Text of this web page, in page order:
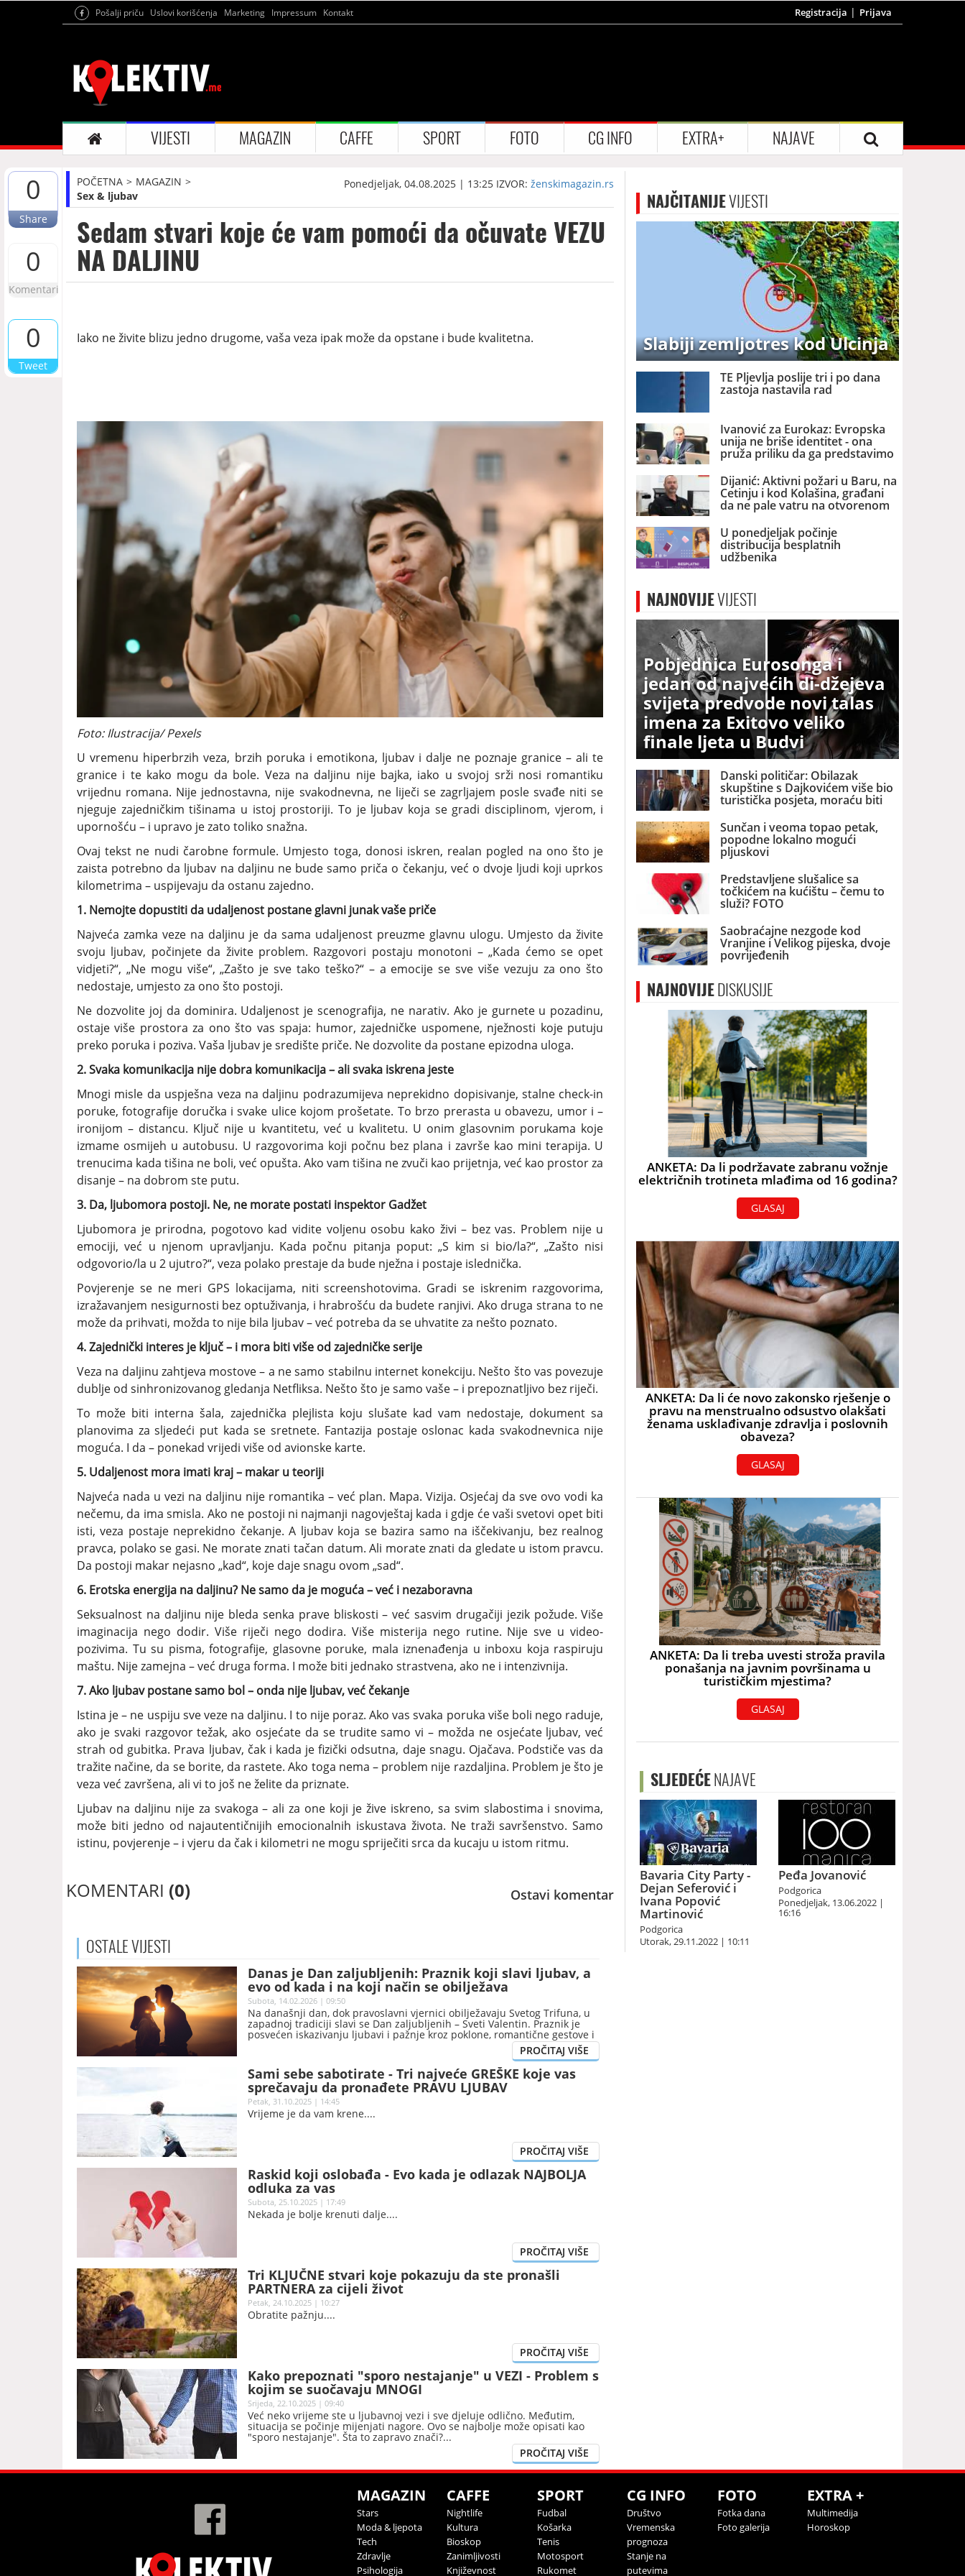
Pošalji priču Uslovi korišćenja Marketing Impressum Kontakt Registracija Prijava
VIJESTI MAGAZIN CAFFE SPORT FOTO CG INFO EXTRA+ NAJAVE
0
Share
0
Komentari
0
Tweet
POČETNA
MAGAZIN
Sex & ljubav
Ponedjeljak, 04.08.2025 | 13:25 IZVOR:ženskimagazin.rs
Sedam stvari koje će vam pomoći da očuvate VEZU
NA DALJINU
Iako ne živite blizu jedno drugome, vaša veza ipak može da opstane i bude kvalitetna.
Foto: Ilustracija/ Pexels
U vremenu hiperbrzih veza, brzih poruka i emotikona, ljubav i dalje ne poznaje granice – ali te
granice i te kako mogu da bole. Veza na daljinu nije bajka, iako u svojoj srži nosi romantiku
vrijednu romana. Nije jednostavna, nije svakodnevna, ne liječi se zagrljajem posle svađe niti se
njeguje zajedničkim tišinama u istoj prostoriji. To je ljubav koja se gradi disciplinom, vjerom, i
upornošću – i upravo je zato toliko snažna.
Ovaj tekst ne nudi čarobne formule. Umjesto toga, donosi iskren, realan pogled na ono što je
zaista potrebno da ljubav na daljinu ne bude samo priča o čekanju, već o dvoje ljudi koji uprkos
kilometrima – uspijevaju da ostanu zajedno.
1. Nemojte dopustiti da udaljenost postane glavni junak vaše priče
Najveća zamka veze na daljinu je da sama udaljenost preuzme glavnu ulogu. Umjesto da živite
svoju ljubav, počinjete da živite problem. Razgovori postaju monotoni – „Kada ćemo se opet
vidjeti?“, „Ne mogu više“, „Zašto je sve tako teško?“ – a emocije se sve više vezuju za ono što
nedostaje, umjesto za ono što postoji.
Ne dozvolite joj da dominira. Udaljenost je scenografija, ne narativ. Ako je gurnete u pozadinu,
ostaje više prostora za ono što vas spaja: humor, zajedničke uspomene, nježnosti koje putuju
preko poruka i poziva. Vaša ljubav je središte priče. Ne dozvolite da postane epizodna uloga.
2. Svaka komunikacija nije dobra komunikacija – ali svaka iskrena jeste
Mnogi misle da uspješna veza na daljinu podrazumijeva neprekidno dopisivanje, stalne check-in
poruke, fotografije doručka i svake ulice kojom prošetate. To brzo prerasta u obavezu, umor i –
ironijom – distancu. Ključ nije u kvantitetu, već u kvalitetu. U onim glasovnim porukama koje
izmame osmijeh u autobusu. U razgovorima koji počnu bez plana i završe kao mini terapija. U
trenucima kada tišina ne boli, već opušta. Ako vam tišina ne zvuči kao prijetnja, već kao prostor za
disanje – na dobrom ste putu.
3. Da, ljubomora postoji. Ne, ne morate postati inspektor Gadžet
Ljubomora je prirodna, pogotovo kad vidite voljenu osobu kako živi – bez vas. Problem nije u
emociji, već u njenom upravljanju. Kada počnu pitanja poput: „S kim si bio/la?“, „Zašto nisi
odgovorio/la u 2 ujutro?“, veza polako prestaje da bude nježna i postaje islednička.
Povjerenje se ne meri GPS lokacijama, niti screenshotovima. Gradi se iskrenim razgovorima,
izražavanjem nesigurnosti bez optuživanja, i hrabrošću da budete ranjivi. Ako druga strana to ne
može da prihvati, možda to nije bila ljubav – već potreba da se uhvatite za nešto poznato.
4. Zajednički interes je ključ – i mora biti više od zajedničke serije
Veza na daljinu zahtjeva mostove – a ne samo stabilnu internet konekciju. Nešto što vas povezuje
dublje od sinhronizovanog gledanja Netfliksa. Nešto što je samo vaše – i prepoznatljivo bez riječi.
To može biti interna šala, zajednička plejlista koju slušate kad vam nedostaje, dokument sa
planovima za sljedeći put kada se sretnete. Fantazija postaje oslonac kada svakodnevnica nije
moguća. I da – ponekad vrijedi više od avionske karte.
5. Udaljenost mora imati kraj – makar u teoriji
Najveća nada u vezi na daljinu nije romantika – već plan. Mapa. Vizija. Osjećaj da sve ovo vodi ka
nečemu, da ima smisla. Ako ne postoji ni najmanji nagovještaj kada i gdje će vaši svetovi opet biti
isti, veza postaje neprekidno čekanje. A ljubav koja se bazira samo na iščekivanju, bez realnog
pravca, polako se gasi. Ne morate znati tačan datum. Ali morate znati da gledate u istom pravcu.
Da postoji makar nejasno „kad“, koje daje snagu ovom „sad“.
6. Erotska energija na daljinu? Ne samo da je moguća – već i nezaboravna
Seksualnost na daljinu nije bleda senka prave bliskosti – već sasvim drugačiji jezik požude. Više
imaginacija nego dodir. Više riječi nego dodira. Više misterija nego rutine. Nije sve u video-
pozivima. Tu su pisma, fotografije, glasovne poruke, mala iznenađenja u inboxu koja raspiruju
maštu. Nije zamejna – već druga forma. I može biti jednako strastvena, ako ne i intenzivnija.
7. Ako ljubav postane samo bol – onda nije ljubav, već čekanje
Istina je – ne uspiju sve veze na daljinu. I to nije poraz. Ako vas svaka poruka više boli nego raduje,
ako je svaki razgovor težak, ako osjećate da se trudite samo vi – možda ne osjećate ljubav, već
strah od gubitka. Prava ljubav, čak i kada je fizički odsutna, daje snagu. Ojačava. Podstiče vas da
tražite načine, da se borite, da rastete. Ako toga nema – problem nije razdaljina. Problem je što je
veza već završena, ali vi to još ne želite da priznate.
Ljubav na daljinu nije za svakoga – ali za one koji je žive iskreno, sa svim slabostima i snovima,
može biti jedno od najautentičnijih emocionalnih iskustava života. Ne traži savršenstvo. Samo
istinu, povjerenje – i vjeru da čak i kilometri ne mogu spriječiti srca da kucaju u istom ritmu.
KOMENTARI (0) Ostavi komentar
OSTALEVIJESTI
Danas je Dan zaljubljenih: Praznik koji slavi ljubav, a
evo od kada i na koji način se obilježava
Subota, 14.02.2026 | 09:50
Na današnji dan, dok pravoslavni vjernici obilježavaju Svetog Trifuna, u
zapadnoj tradiciji slavi se Dan zaljubljenih – Sveti Valentin. Praznik je
posvećen iskazivanju ljubavi i pažnje kroz poklone, romantične gestove i
zajedničke trenutke, ali ga, pored emotivne dimenzije, prate i gužve u
prodavnicama i pojačana potrošnja. Prema pojedinim istorijskim
tumačenjima, njegovi korijeni sežu do rimskih festivala plodnosti.
Sami sebe sabotirate - Tri najveće GREŠKE koje vas
sprečavaju da pronađete PRAVU LJUBAV
Petak, 31.10.2025 | 14:45
Vrijeme je da vam krene.
Raskid koji oslobađa - Evo kada je odlazak NAJBOLJA
odluka za vas
Subota, 25.10.2025 | 17:49
Nekada je bolje krenuti dalje.
Tri KLJUČNE stvari koje pokazuju da ste pronašli
PARTNERA za cijeli život
Petak, 24.10.2025 | 10:27
Obratite pažnju.
Kako prepoznati "sporo nestajanje" u VEZI - Problem s
kojim se suočavaju MNOGI
Srijeda, 22.10.2025 | 09:40
Već neko vrijeme ste u ljubavnoj vezi i sve djeluje odlično. Međutim,
situacija se počinje mijenjati nagore. Ovo se najbolje može opisati kao
"sporo nestajanje". Šta to zapravo znači?
NAJČITANIJEVIJESTI
Slabiji zemljotres kod Ulcinja
TE Pljevlja poslije tri i po dana
zastoja nastavila rad
Ivanović za Eurokaz: Evropska
unija ne briše identitet - ona
pruža priliku da ga predstavimo
Evropi i svijetu
Dijanić: Aktivni požari u Baru, na
Cetinju i kod Kolašina, građani
da ne pale vatru na otvorenom
U ponedjeljak počinje
distribucija besplatnih
udžbenika
NAJNOVIJEVIJESTI
Pobjednica Eurosonga i
jedan od najvećih di-džejeva
svijeta predvode novi talas
imena za Exitovo veliko
finale ljeta u Budvi
Danski političar: Obilazak
skupštine s Dajkovićem više bio
turistička posjeta, moraću biti
pažljiviji kome ću biti vodič
Sunčan i veoma topao petak,
popodne lokalno mogući
pljuskovi
Predstavljene slušalice sa
točkićem na kućištu – čemu to
služi? FOTO
Saobraćajne nezgode kod
Vranjine i Velikog pijeska, dvoje
povrijeđenih
NAJNOVIJEDISKUSIJE
ANKETA: Da li podržavate zabranu vožnje
električnih trotineta mlađima od 16 godina?
GLASAJ
ANKETA: Da li će novo zakonsko rješenje o
pravu na menstrualno odsustvo olakšati
ženama usklađivanje zdravlja i poslovnih
obaveza?
GLASAJ
ANKETA: Da li treba uvesti stroža pravila
ponašanja na javnim površinama u
turističkim mjestima?
GLASAJ
SLJEDEĆENAJAVE
Bavaria City Party -
Dejan Seferović i
Ivana Popović
Martinović
Podgorica
Utorak, 29.11.2022 | 10:11
Peđa Jovanović
Podgorica
Ponedjeljak, 13.06.2022 |
16:16
MAGAZIN
Stars
Moda & ljepota
Tech
Zdravlje
Psihologija
CAFFE
Nightlife
Kultura
Bioskop
Zanimljivosti
Književnost
SPORT
Fudbal
Košarka
Tenis
Motosport
Rukomet
CG INFO
Društvo
Vremenska
prognoza
Stanje na
putevima
FOTO
Fotka dana
Foto galerija
EXTRA +
Multimedija
Horoskop